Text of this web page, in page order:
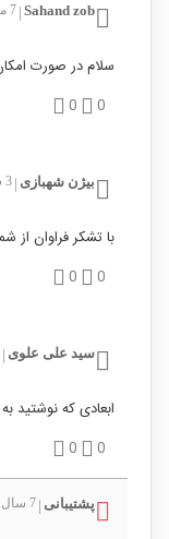
Sahand zob 7 ماه پیش
سلام در صورت
0
0
بیژن شهبازی 3 سال پیش
با تشکر فراوان از
0
0
سید علی علوی
ابعادی که نوشتید
0
0
پشتیبانی 7 سال پیش